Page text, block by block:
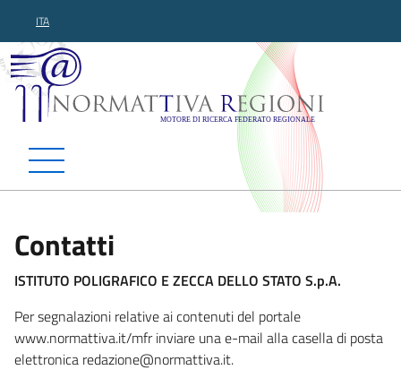
ITA
Normattiva Regioni -
Contatti
ISTITUTO POLIGRAFICO E ZECCA DELLO STATO S.p.A.
Per segnalazioni relative ai contenuti del portale
www.normattiva.it/mfr inviare una e-mail alla casella di posta
elettronica redazione@normattiva.it.